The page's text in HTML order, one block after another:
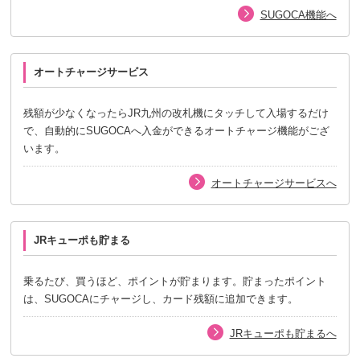
SUGOCA機能へ
オートチャージサービス
残額が少なくなったらJR九州の改札機にタッチして入場するだけ
で、自動的にSUGOCAへ入金ができるオートチャージ機能がござ
います。
オートチャージサービスへ
JRキューポも貯まる
乗るたび、買うほど、ポイントが貯まります。貯まったポイント
は、SUGOCAにチャージし、カード残額に追加できます。
JRキューポも貯まるへ